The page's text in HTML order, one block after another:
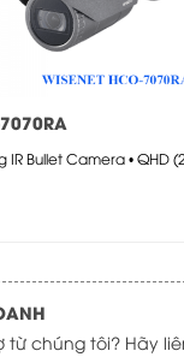
IR Bullet Camera • QHD
từ chúng tôi? Hãy